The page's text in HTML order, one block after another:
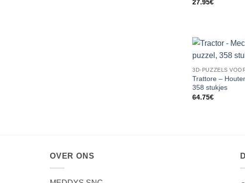
27.95€
3D-PUZZELS
Trattore –
358 stukjes
64.75€
OVER ONS